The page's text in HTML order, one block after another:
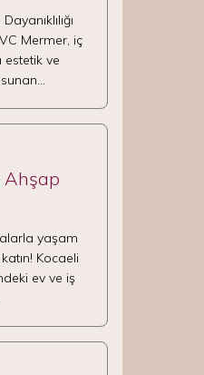
Mermer, iç
ve
sunan…
Ahşap
yaşam
katın! Kocaeli
ev ve iş